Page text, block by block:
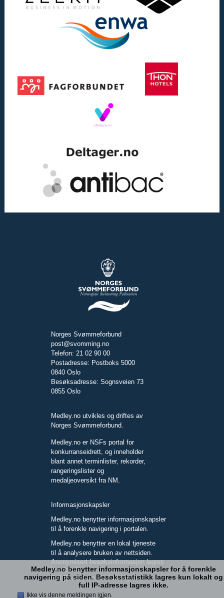
Norges Svømmeforbund
post@svomming.no
Telefon: 21 02 90 00
Postadresse: Postboks 5000
0840 Oslo
Besøksadresse: Sognsveien 73
0855 Oslo
Medley.no utvikles og driftes av
Norges Svømmeforbund.
Medley.no er NSFs portal for
konkurranseidrett, og inneholder
blant annet terminlister, rekorder,
rangeringslister og
medaljeoversikt fra NM.
Informasjonskapsler
Medley.no benytter informasjonskapsler
til å forenkle navigering i portalen.
Medley.no benytter en lokal tjeneste
til å analysere bruken av nettsiden.
Anonymisert besøksinformasjon lagres
kun lokalt.
Full IP-adresse blir ikke lagret.
Medley.no benytter informasjonskapsler for å forenkle
navigering på siden. Besøksstatistikk lagres kun lokalt og
full IP-adresse lagres ikke.
Ikke vis denne meldingen igjen.